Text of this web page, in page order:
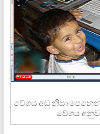
වේගය අඩු නිසා
වේගය අනුව